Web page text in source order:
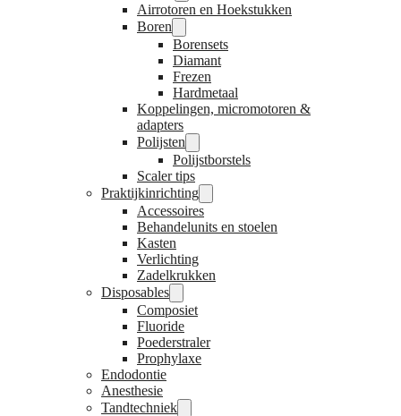
Airrotoren en Hoekstukken
Boren
Borensets
Diamant
Frezen
Hardmetaal
Koppelingen, micromotoren &
adapters
Polijsten
Polijstborstels
Scaler tips
Praktijkinrichting
Accessoires
Behandelunits en stoelen
Kasten
Verlichting
Zadelkrukken
Disposables
Composiet
Fluoride
Poederstraler
Prophylaxe
Endodontie
Anesthesie
Tandtechniek